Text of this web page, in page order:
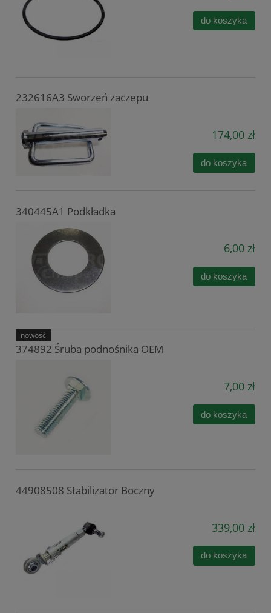
do koszyka
232616A3 Sworzeń zaczepu
174,00 zł
do koszyka
340445A1 Podkładka
6,00 zł
do koszyka
374892 Śruba podnośnika OEM
7,00 zł
do koszyka
nowość
44908508 Stabilizator Boczny
339,00 zł
do koszyka